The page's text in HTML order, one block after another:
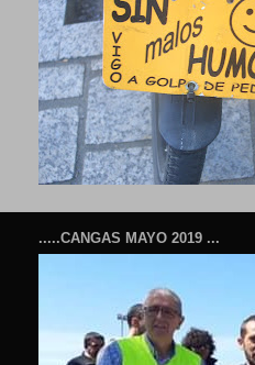
.....CANGAS MAYO 2019 ...